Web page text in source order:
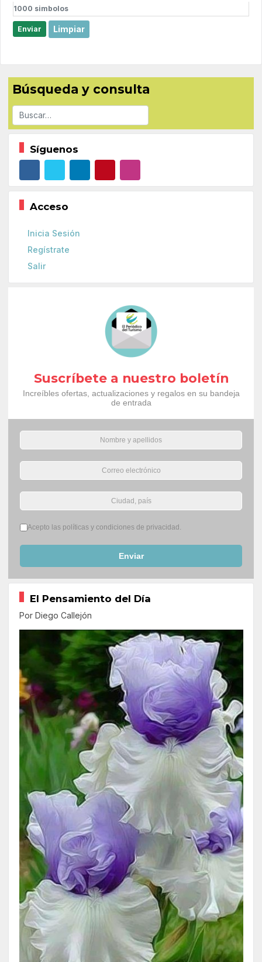
1000 simbolos
Enviar Limpiar
Búsqueda y consulta
Buscar
Síguenos
Acceso
Inicia Sesión
Regístrate
Salir
Suscríbete a nuestro boletín
Increíbles ofertas, actualizaciones y regalos en su bandeja
de entrada
Términos del servicio*
Acepto las políticas y condiciones de privacidad.
Enviar
El Pensamiento del Día
Por Diego Callejón